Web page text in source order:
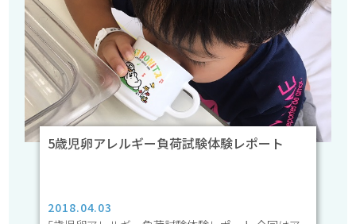
5歳児卵アレルギー負荷試験体験レポート
2018.04.03